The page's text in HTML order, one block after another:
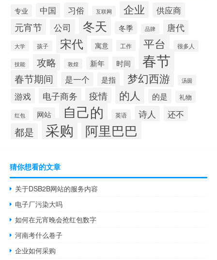
专业 中国 习俗 互联网 企业 供应商
元宵节 公司 冬天 冬季 品牌 唐代
大学 孩子 宋代 寓意 工作 平台 很多人
技能 攻略 敦煌 新年 时间 春节
春节期间 是一个 是指 梦幻西游 汤圆
游戏 电子商务 疫情 的人 的是 礼物
红包 网站 自己的 英语 诗人 还不
都是 采购 阿里巴巴
猜你想看的文章
关于DSB2B网站的服务内容
电子厂污染大吗
如何在元宵晚会抢红包数字
河南考什么卷子
企业如何采购